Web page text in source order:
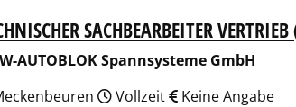
GmbH
SACHBEARBEITER
AUTOBLOK Spannsysteme GmbH
Vollzeit Keine Angabe